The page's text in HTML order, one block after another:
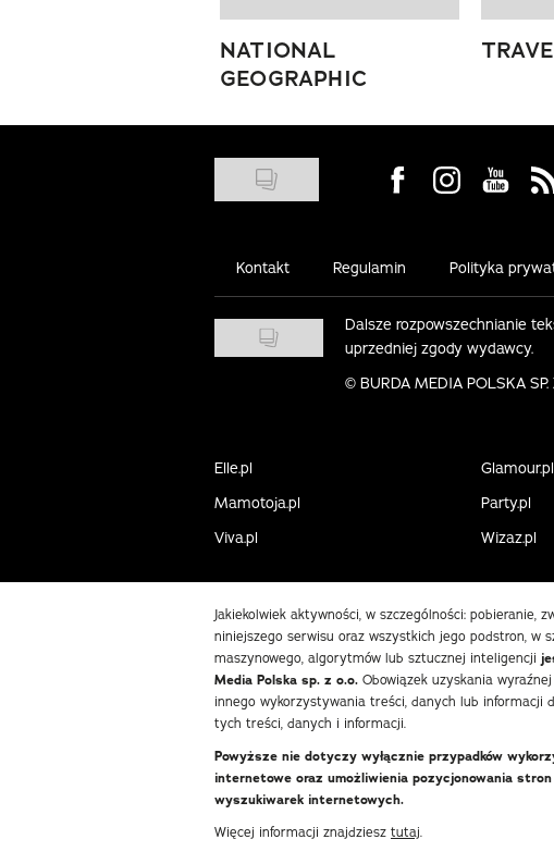
NATIONAL
GEOGRAPHIC
Visit us onVisit us on
Visit us
Kontakt Regulamin Polityka
Dalsze rozpowszechnianie
uprzedniej zgody wydawcy.
© BURDA MEDIA POLSKA
Elle.pl Glamour.pl
Mamotoja.pl
Party.pl
Viva.pl
Wizaz.pl
Jakiekolwiek aktywności, w szczególności:
niniejszego serwisu oraz wszystkich jego podstron, w
maszynowego, algorytmów lub sztucznej inteligencji
Media Polska sp. z o.o. Obowiązek uzyskania
innego wykorzystywania treści, danych lub informacji
tych treści, danych i informacji.
Powyższe nie dotyczy wyłącznie przypadków
internetowe oraz umożliwienia pozycjonowania
wyszukiwarek internetowych.
Więcej informacji znajdziesz tutaj.